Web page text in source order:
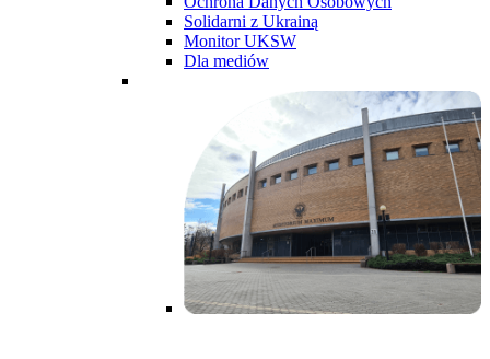
Solidarni z Ukrainą
Monitor UKSW
Dla mediów